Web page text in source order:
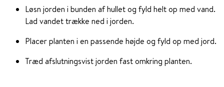
Løsn jorden i bunden af hullet og fyld helt op med vand.
Lad vandet trække ned i jorden.
Placer planten i en passende højde og fyld op med jord.
Træd afslutningsvist jorden fast omkring planten.